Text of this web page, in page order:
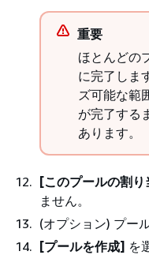
重要
ほとんどの
に完了しま
ズ可能な範
が完了する
あります。
[このプールの割
ません。
(オプション) プー
[プールを作成] を